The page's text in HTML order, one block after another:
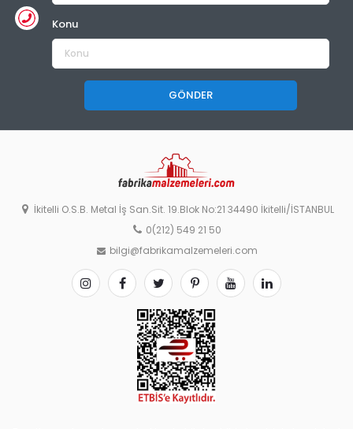
Konu
GÖNDER
İkitelli O.S.B. Metal İş San.Sit. 19.Blok No:21 34490 İkitelli/İSTANBUL
0(212) 549 21 50
bilgi@fabrikamalzemeleri.com